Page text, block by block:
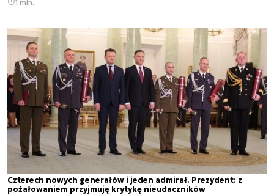
1 min.
Czterech nowych generałów i jeden admirał. Prezydent: z
pożałowaniem przyjmuję krytykę nieudaczników